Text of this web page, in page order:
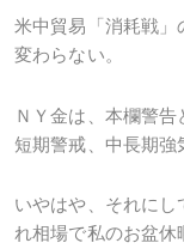
米中貿易「消耗戦」
変わらない。
ＮＹ金は、本欄警告
短期警戒、中長期強
いやはや、それに
れ相場で私のお盆休